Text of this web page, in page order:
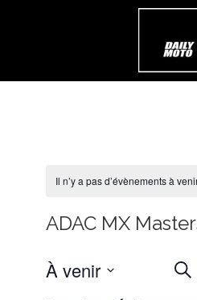
Il n’y a pas d’évènements à
ADAC MX
À venir